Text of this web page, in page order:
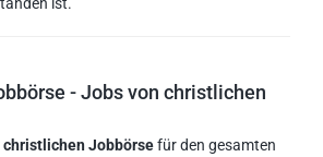
- Jobs von christlichen
christlichen Jobbörsefür den gesamten